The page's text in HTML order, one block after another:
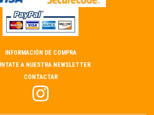
INFORMACIÓN DE COMPRA
A NUESTRA NEWSLETTER
CONTACTAR